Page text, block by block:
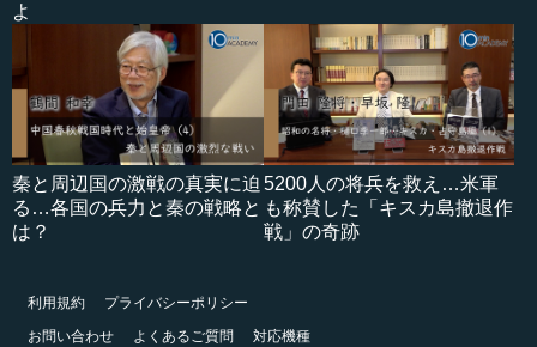
よ
秦と周辺国の激戦の真実に迫
る…各国の兵力と秦の戦略と
は？
5200人の将兵を救え…米軍
も称賛した「キスカ島撤退作
戦」の奇跡
利用規約
プライバシーポリシー
お問い合わせ
よくあるご質問
対応機種